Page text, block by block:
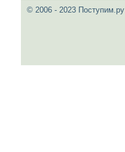
© 2006 - 2023 Поступим.ру